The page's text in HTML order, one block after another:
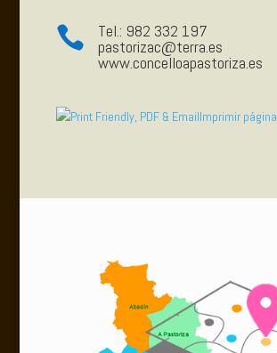
 Tel.: 982 332 197
pastorizac@terra.es
www.concelloapastoriza.es
Imprimir página